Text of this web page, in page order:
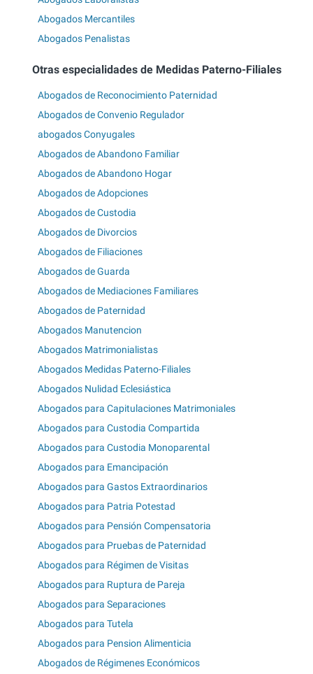
Abogados Mercantiles
Abogados Penalistas
Otras especialidades de Medidas Paterno-Filiales
Abogados de Reconocimiento Paternidad
Abogados de Convenio Regulador
abogados Conyugales
Abogados de Abandono Familiar
Abogados de Abandono Hogar
Abogados de Adopciones
Abogados de Custodia
Abogados de Divorcios
Abogados de Filiaciones
Abogados de Guarda
Abogados de Mediaciones Familiares
Abogados de Paternidad
Abogados Manutencion
Abogados Matrimonialistas
Abogados Medidas Paterno-Filiales
Abogados Nulidad Eclesiástica
Abogados para Capitulaciones Matrimoniales
Abogados para Custodia Compartida
Abogados para Custodia Monoparental
Abogados para Emancipación
Abogados para Gastos Extraordinarios
Abogados para Patria Potestad
Abogados para Pensión Compensatoria
Abogados para Pruebas de Paternidad
Abogados para Régimen de Visitas
Abogados para Ruptura de Pareja
Abogados para Separaciones
Abogados para Tutela
Abogados para Pension Alimenticia
Abogados de Régimenes Económicos